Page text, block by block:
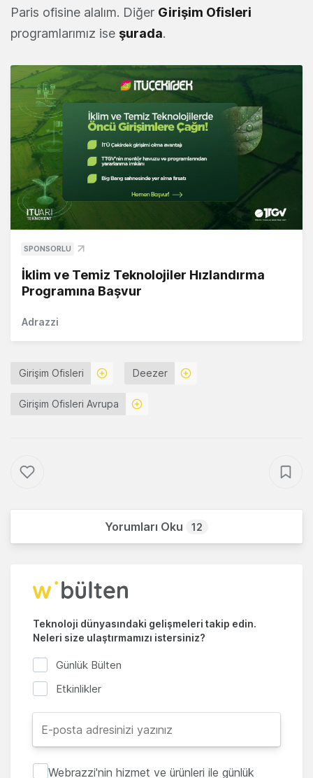
Paris ofisine alalım. Diğer Girişim Ofisleri
programlarımız ise şurada.
SPONSORLU
İklim ve Temiz Teknolojiler Hızlandırma
Programına Başvur
Adrazzi
Girişim Ofisleri Deezer
Girişim Ofisleri Avrupa
Yorumları Oku 12
Teknoloji dünyasındaki gelişmeleri takip edin.
Neleri size ulaştırmamızı istersiniz?
Günlük Bülten
Etkinlikler
Webrazzi'nin hizmet ve ürünleri ile günlük